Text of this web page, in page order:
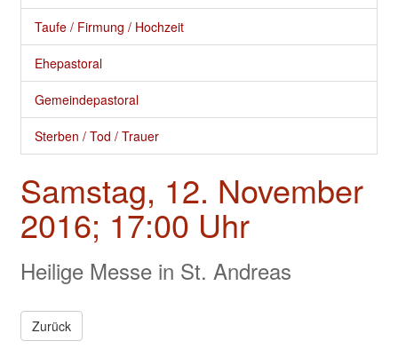
Stadtkirche
Kirche vor Ort
Seelsorge und gute Dienste
Valentinstage
Impressum
Taufe / Firmung / Hochzeit
Ehepastoral
Gemeindepastoral
Sterben / Tod / Trauer
Samstag, 12. November
2016; 17:00 Uhr
Heilige Messe in St. Andreas
Zurück